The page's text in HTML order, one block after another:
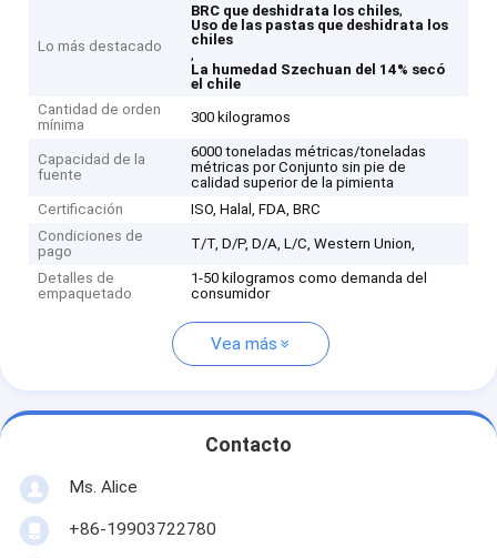
Lo más destacado
BRC que deshidrata los chiles,
Uso de las pastas que deshidrata los
chiles
,
La humedad Szechuan del 14% secó
el chile
Cantidad de orden
mínima
300 kilogramos
Capacidad de la
fuente
6000 toneladas métricas/toneladas
métricas por Conjunto sin pie de
calidad superior de la pimienta
Certificación
ISO, Halal, FDA, BRC
Condiciones de
pago
T/T, D/P, D/A, L/C, Western Union,
Detalles de
empaquetado
1-50 kilogramos como demanda del
consumidor
Vea más
Contacto
Ms. Alice
+86-19903722780